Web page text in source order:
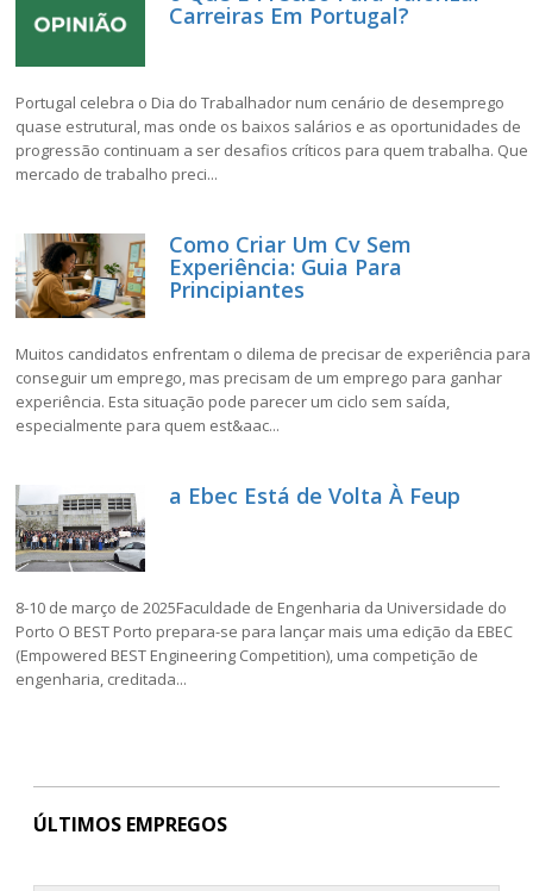
Carreiras Em Portugal?
Portugal celebra o Dia do Trabalhador num cenário de desemprego
quase estrutural, mas onde os baixos salários e as oportunidades de
progressão continuam a ser desafios críticos para quem trabalha. Que
mercado de trabalho preci...
Como Criar Um Cv Sem
Experiência: Guia Para
Principiantes
Muitos candidatos enfrentam o dilema de precisar de experiência para
conseguir um emprego, mas precisam de um emprego para ganhar
experiência. Esta situação pode parecer um ciclo sem saída,
especialmente para quem est&aac...
a Ebec Está de Volta À Feup
8-10 de março de 2025Faculdade de Engenharia da Universidade do
Porto O BEST Porto prepara-se para lançar mais uma edição da EBEC
(Empowered BEST Engineering Competition), uma competição de
engenharia, creditada...
ÚLTIMOS EMPREGOS